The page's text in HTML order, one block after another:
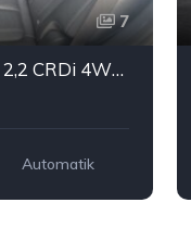
7
Hyundai Santa Fe 2,2 CRDi 4WD Level 6 Aut.
Automatik